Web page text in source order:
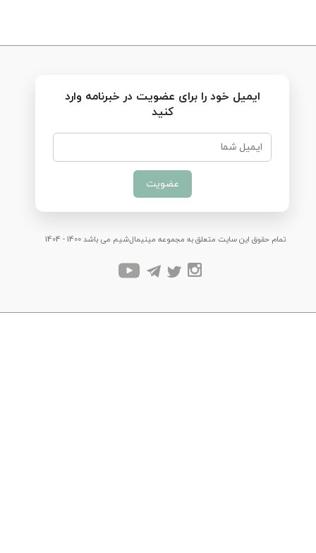
تمام حقوق این سایت متعلق به مجموعه مینیمال‌شیم می باشد 1400 - 1404
ایمیل خود را برای عضویت در خبرنامه وارد
کنید
عضویت